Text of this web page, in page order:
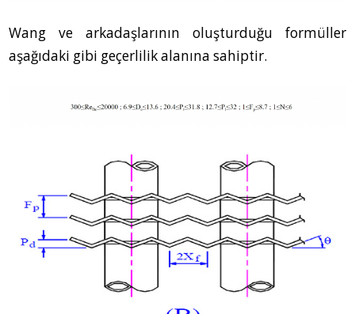
Wang ve arkadaşlarının oluşturduğu formüller
aşağıdaki gibi geçerlilik alanına sahiptir.